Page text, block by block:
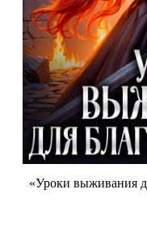
«Уроки выживания